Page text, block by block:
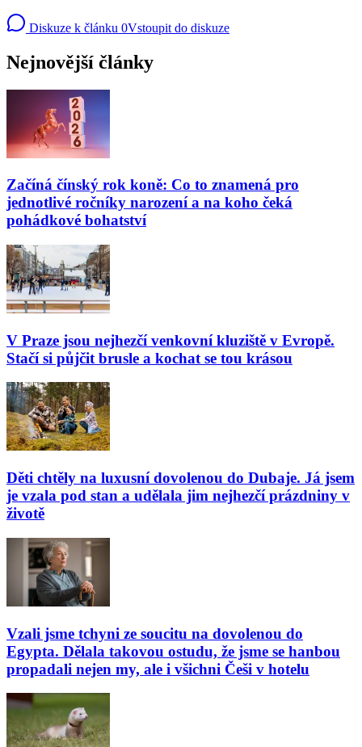
Diskuze k článku 0Vstoupit do diskuze
Nejnovější články
Začíná čínský rok koně: Co to znamená pro
jednotlivé ročníky narození a na koho čeká
pohádkové bohatství
V Praze jsou nejhezčí venkovní kluziště v Evropě.
Stačí si půjčit brusle a kochat se tou krásou
Děti chtěly na luxusní dovolenou do Dubaje. Já jsem
je vzala pod stan a udělala jim nejhezčí prázdniny v
životě
Vzali jsme tchyni ze soucitu na dovolenou do
Egypta. Dělala takovou ostudu, že jsme se hanbou
propadali nejen my, ale i všichni Češi v hotelu